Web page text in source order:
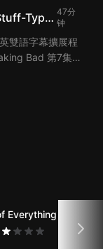
Bad 第6集
Type 47分
钟
雙語字幕擴展程
Bad 第7集
Everything